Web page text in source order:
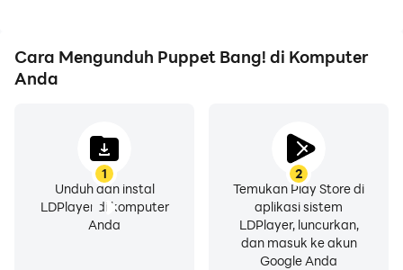
Cara Mengunduh Puppet Bang! di Komputer
Anda
1
Unduh dan instal
LDPlayer di komputer
Anda
2
Temukan Play Store di
aplikasi sistem
LDPlayer, luncurkan,
dan masuk ke akun
Google Anda